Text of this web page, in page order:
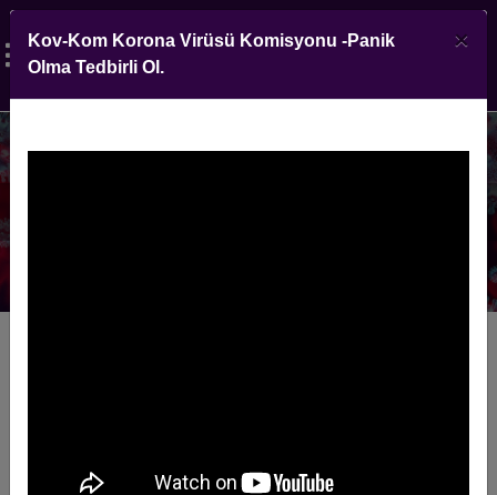
07.07.2020 Tarih Ve Saat 16:30
KOMİSYON KARARLARI
Kov-Kom Korona Virüsü Komisyonu -Panik
Olma Tedbirli Ol.
×